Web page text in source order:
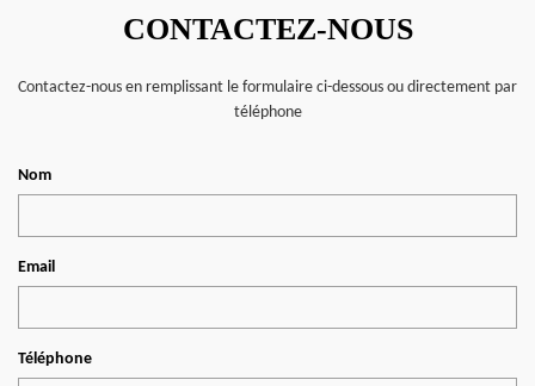
CONTACTEZ-NOUS
Contactez-nous en remplissant le formulaire ci-dessous ou directement par
téléphone
Nom
Email
Téléphone